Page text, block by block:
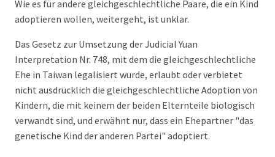
Wie es für andere gleichgeschlechtliche Paare, die ein Kind
adoptieren wollen, weitergeht, ist unklar.
Das Gesetz zur Umsetzung der Judicial Yuan
Interpretation Nr. 748, mit dem die gleichgeschlechtliche
Ehe in Taiwan legalisiert wurde, erlaubt oder verbietet
nicht ausdrücklich die gleichgeschlechtliche Adoption von
Kindern, die mit keinem der beiden Elternteile biologisch
verwandt sind, und erwähnt nur, dass ein Ehepartner "das
genetische Kind der anderen Partei" adoptiert.